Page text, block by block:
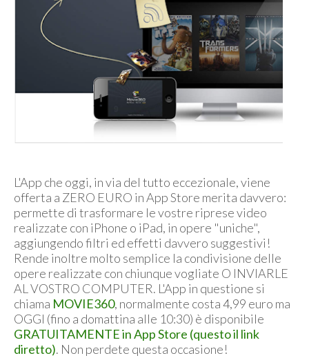
L'App che oggi, in via del tutto eccezionale, viene
offerta a ZERO EURO in App Store merita davvero:
permette di trasformare le vostre riprese video
realizzate con iPhone o iPad, in opere "uniche",
aggiungendo filtri ed effetti davvero suggestivi!
Rende inoltre molto semplice la condivisione delle
opere realizzate con chiunque vogliate O INVIARLE
AL VOSTRO COMPUTER. L'App in questione si
chiama MOVIE360, normalmente costa 4,99 euro ma
OGGI (fino a domattina alle 10:30) è disponibile
GRATUITAMENTE in App Store (questo il link
diretto). Non perdete questa occasione!